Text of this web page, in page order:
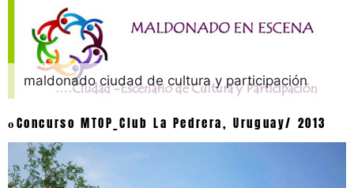
maldonado ciudad de cultura y participación
o Concurso MTOP_Club La Pedrera, Uruguay/ 2013